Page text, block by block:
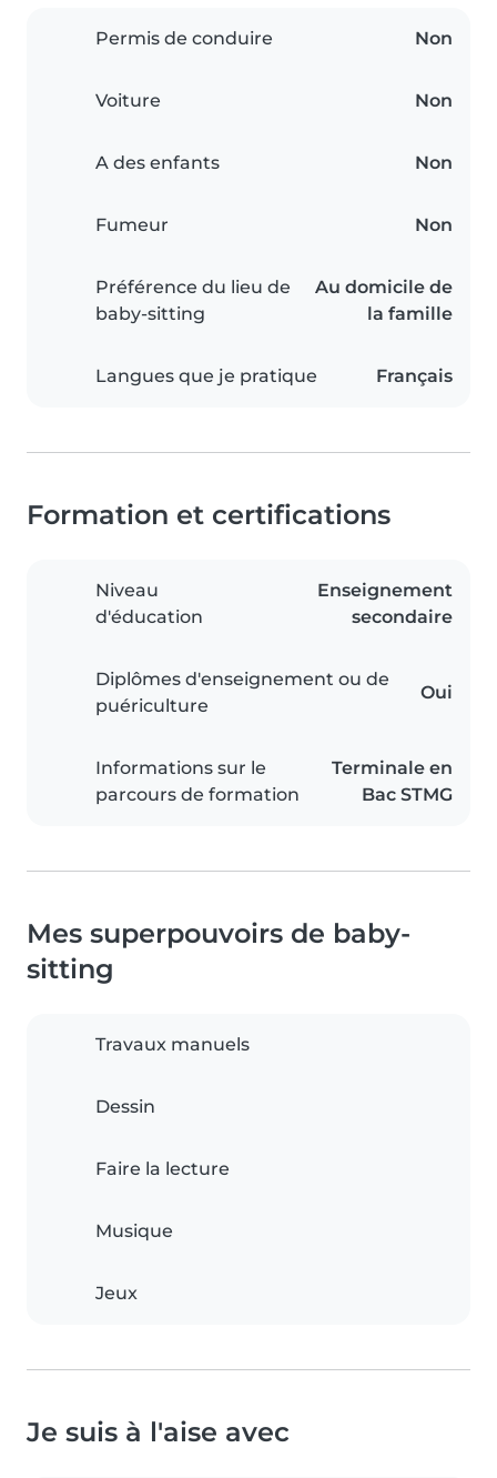
Permis de conduire Non
Voiture Non
A des enfants Non
Fumeur Non
Préférence du lieu de
baby-sitting
Au domicile de
la famille
Langues que je pratique Français
Formation et certifications
Niveau
d'éducation
Enseignement
secondaire
Diplômes d'enseignement ou de
puériculture
Oui
Informations sur le
parcours de formation
Terminale en
Bac STMG
Mes superpouvoirs de baby-
sitting
Travaux manuels
Dessin
Faire la lecture
Musique
Jeux
Je suis à l'aise avec